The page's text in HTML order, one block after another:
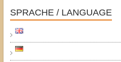
SPRACHE / LANGUAGE